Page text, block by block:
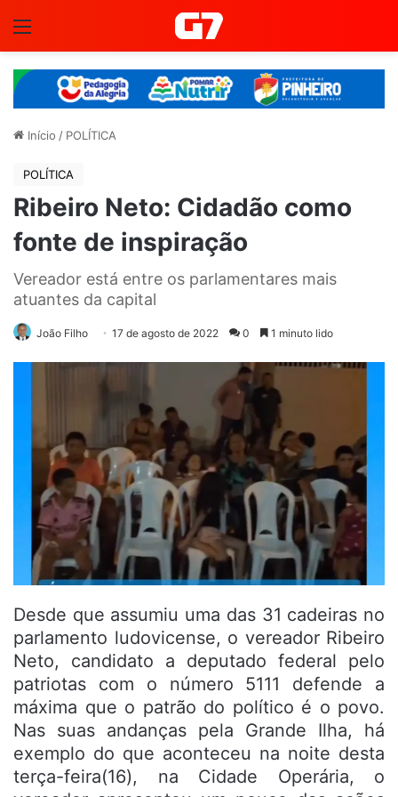
Início / POLÍTICA
POLÍTICA
Ribeiro Neto: Cidadão como
fonte de inspiração
Vereador está entre os parlamentares mais
atuantes da capital
João Filho 17 de agosto de 2022 0 1 minuto lido
Desde que assumiu uma das 31 cadeiras no
parlamento ludovicense, o vereador Ribeiro
Neto, candidato a deputado federal pelo
patriotas com o número 5111 defende a
máxima que o patrão do político é o povo.
Nas suas andanças pela Grande Ilha, há
exemplo do que aconteceu na noite desta
terça-feira(16), na Cidade Operária, o